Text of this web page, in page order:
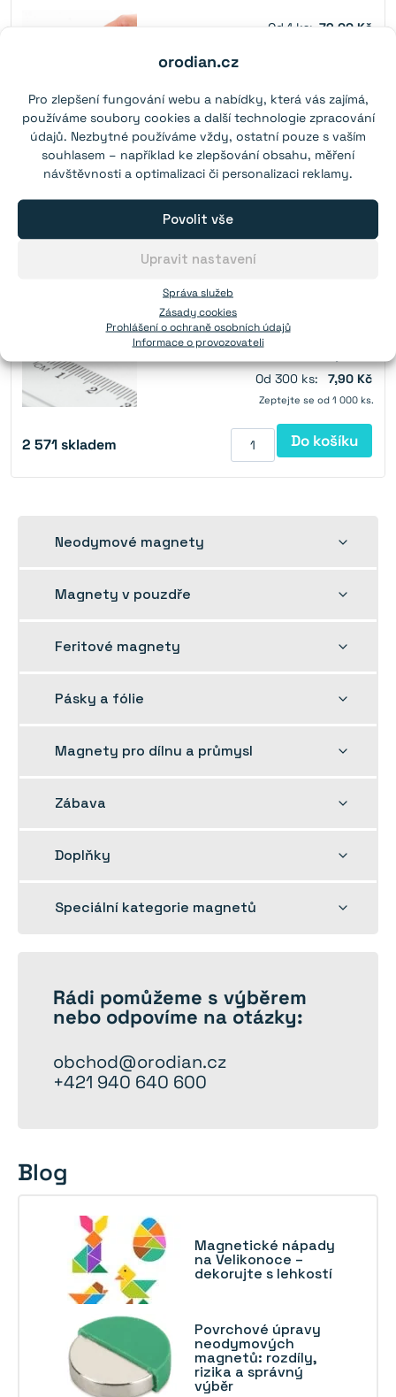
orodian.cz
Pro zlepšení fungování webu a nabídky, která vás zajímá,
používáme soubory cookies a další technologie zpracování
údajů. Nezbytné používáme vždy, ostatní pouze s vaším
souhlasem – například ke zlepšování obsahu, měření
návštěvnosti a optimalizaci či personalizaci reklamy.
Správa služeb
Povolit vše
Upravit nastavení
Zásady cookies
Prohlášení o ochraně osobních údajů
Informace o provozovateli
Od 1 ks: 79,00 Kč
893skladem Do košíku
Magnet v pouzdře s vnitřním závitem 6×6 mm
Síla:0,7 kg(N38)
Od 20 ks:
Od 300 ks:
7,90 Kč
Zeptejte se od 1 000 ks.
2 571skladem Do košíku
Neodymové magnety
Rozbalit
Magnety v pouzdře
Rozbalit
Feritové magnety
Rozbalit
Pásky a fólie
Rozbalit
Magnety pro dílnu a průmysl
Rozbalit
Zábava
Rozbalit
Doplňky
Rozbalit
Speciální kategorie magnetů
Rozbalit
Rádi pomůžeme s výběrem
nebo odpovíme na otázky:
obchod@orodian.cz
+421 940 640 600
Blog
Magnetické nápady
na Velikonoce –
dekorujte s lehkostí
Povrchové úpravy
neodymových
magnetů: rozdíly,
rizika a správný
výběr